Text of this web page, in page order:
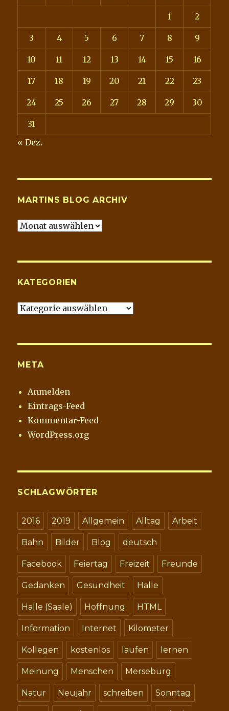
1 2
3 4 5 6 7 8 9
10 11 12 13 14 15 16
17 18 19 20 21 22 23
24 25 26 27 28 29 30
31
« Dez.
MARTINS BLOG ARCHIV
Martins
KATEGORIEN
Kategorien
META
Anmelden
Eintrags-Feed
Kommentar-Feed
WordPress.org
SCHLAGWÖRTER
2016 2019 Allgemein Alltag Arbeit
Bahn Bilder Blog deutsch
Facebook Feiertag Freizeit Freunde
Gedanken Gesundheit Halle
Halle (Saale) Hoffnung HTML
Information Internet Kilometer
Kollegen kostenlos laufen lernen
Meinung Menschen Merseburg
Natur Neujahr schreiben Sonntag